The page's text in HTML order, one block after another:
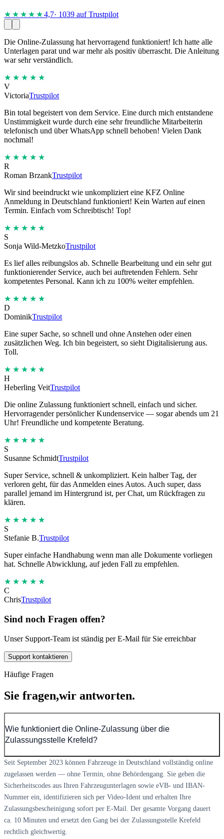
★★★★ ★4,7· 1039 auf Trustpilot
Die Online-Zulassung hat hervorragend funktioniert! Ich hatte alle
Unterlagen parat und war mehr als positiv überrascht. Die Anleitung
war sehr verständlich.
★★★★★
V
VictoriaTrustpilot
Bin total begeistert von dem Service. Eine durch mich entstandene
Unstimmigkeit wurde durch eine sehr freundliche Mitarbeiterin
telefonisch und über WhatsApp schnell behoben! Vielen Dank
nochmal!
★★★★★
R
Roman BrzankTrustpilot
Wir sind beeindruckt wie unkompliziert eine KFZ Online
Anmeldung in Deutschland funktioniert! Kein Warten auf einen
Termin. Einfach vom Schreibtisch! Top!
★★★★★
S
Sonja Wild-MetzkoTrustpilot
Es lief alles reibungslos ab. Schnelle Bearbeitung und ein sehr gut
funktionierender Service, auch bei auftretenden Fehlern. Sehr
kompetentes Personal. Kann ich zu 100% weiter empfehlen.
★★★★★
D
DominikTrustpilot
Eine super Sache, so schnell und ohne Anstehen oder einen
zusätzlichen Weg. Ich bin begeistert, so sieht Digitalisierung aus.
Toll.
★★★★★
H
Heberling VeitTrustpilot
Die online Zulassung funktioniert schnell, einfach und sicher.
Hervorragender persönlicher Kundenservice — sogar abends um 21
Uhr! Freundliche und kompetente Beratung.
★★★★★
S
Susanne SchmidtTrustpilot
Super Service, schnell & unkompliziert. Kein halber Tag, der
verloren geht, für das Anmelden eines Autos. Auch super, dass
parallel jemand im Hintergrund ist, per Chat, um Rückfragen zu
klären.
★★★★★
S
Stefanie B.Trustpilot
Super einfache Handhabung wenn man alle Dokumente vorliegen
hat. Schnelle Abwicklung, auf jeden Fall zu empfehlen.
★★★★★
C
ChrisTrustpilot
Sind noch Fragen offen?
Unser Support-Team ist ständig per E-Mail für Sie erreichbar
Support kontaktieren
Häufige Fragen
Sie fragen,wir antworten.
Wie funktioniert die Online-Zulassung über die
Zulassungsstelle Krefeld?
Seit September 2023 können Fahrzeuge in Deutschland vollständig online
zugelassen werden — ohne Termin, ohne Behördengang. Sie geben die
Sicherheitscodes aus Ihren Fahrzeugunterlagen sowie eVB- und IBAN-
Nummer ein, identifizieren sich per Video-Ident und erhalten Ihre
Zulassungsbescheinigung sofort per E-Mail. Der gesamte Vorgang dauert
ca. 10 Minuten und ersetzt den Gang bei der Zulassungsstelle Krefeld
rechtlich gleichwertig.